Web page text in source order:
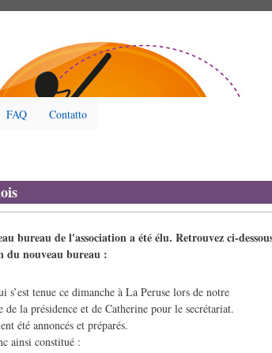
FAQ Contatto
bureau de l'association a été élu. Retrouvez ci-
du nouveau bureau :
s’est tenue ce dimanche à La Peruse lors de notre
de la présidence et de Catherine pour le secrétariat.
été annoncés et préparés.
ainsi constitué :